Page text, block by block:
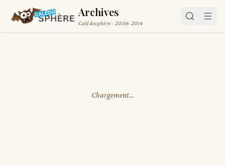
Archives
Calédosphère · 2006-2014
Chargement…